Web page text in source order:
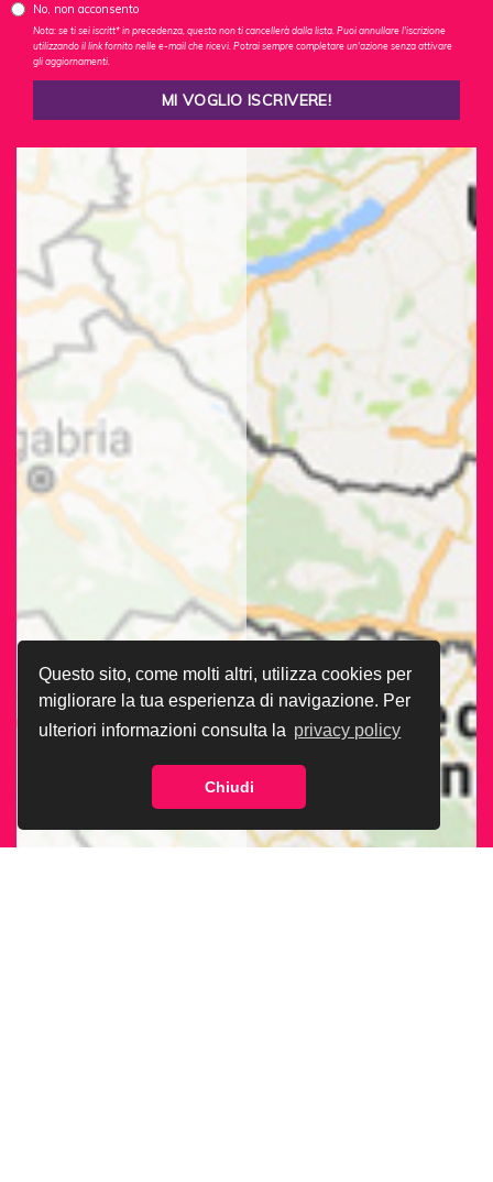
Questo sito, come molti altri, utilizza cookies per
migliorare la tua esperienza di navigazione. Per
ulteriori informazioni consulta la privacy policy
Chiudi
No, non acconsento
Nota: se ti sei iscritt* in precedenza, questo non ti cancellerà dalla lista. Puoi annullare l'iscrizione
utilizzando il link fornito nelle e-mail che ricevi. Potrai sempre completare un'azione senza attivare
gli aggiornamenti.